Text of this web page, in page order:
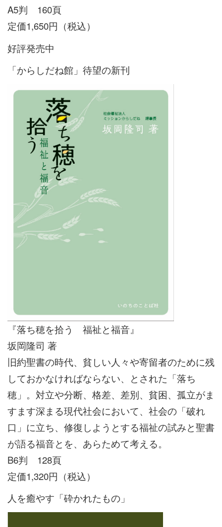
A5判 160頁
定価1,650円（税込）
好評発売中
「からしだね館」待望の新刊
『落ち穂を拾う 福祉と福音』
坂岡隆司 著
旧約聖書の時代、貧しい人々や寄留者のために残
しておかなければならない、とされた「落ち
穂」。対立や分断、格差、差別、貧困、孤立がま
すます深まる現代社会において、社会の「破れ
口」に立ち、修復しようとする福祉の試みと聖書
が語る福音とを、あらためて考える。
B6判 128頁
定価1,320円（税込）
人を癒やす「砕かれたもの」